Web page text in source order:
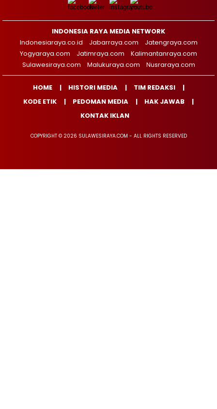
INDONESIA RAYA MEDIA NETWORK
Indonesiaraya.co.id
Jabarraya.com
Jatengraya.com
Yogyaraya.com
Jatimraya.com
Kalimantanraya.com
Sulawesiraya.com
Malukuraya.com Nusraraya.com
HOME HISTORI MEDIA
TIM REDAKSI
KODE ETIK
PEDOMAN MEDIA
HAK JAWAB
KONTAK IKLAN
COPYRIGHT © 2026 SULAWESIRAYA.COM - ALL RIGHTS RESERVED